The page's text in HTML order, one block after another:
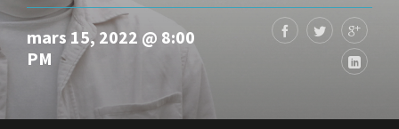
mars 15, 2022 @ 8:00
PM